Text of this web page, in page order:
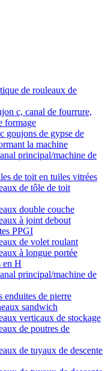
de rouleaux de
c, canal de fourrure,
formage
goujons de gypse de
la machine
principal/machine de
de toit en tuiles vitrées
de tôle de toit
double couche
à joint debout
PPGI
de volet roulant
à longue portée
en H
principal/machine de
enduites de pierre
sandwich
verticaux de stockage
de poutres de
de tuyaux de descente